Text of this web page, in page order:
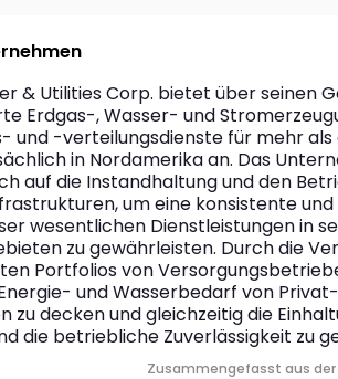
& Utilities Corp. bietet über seinen
Erdgas-, Wasser- und
und -verteilungsdienste für mehr als
in Nordamerika an. Das
auf die Instandhaltung und den
um eine konsistente
wesentlichen Dienstleistungen in
zu gewährleisten. Durch die
Portfolios von
und Wasserbedarf von
zu decken und gleichzeitig die
die betriebliche Zuverlässigkeit zu
Zusammengefasst aus der